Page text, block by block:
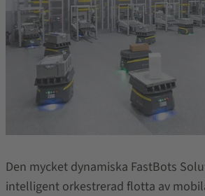
Den mycket dynamiska FastBots
intelligent orkestrerad flotta av